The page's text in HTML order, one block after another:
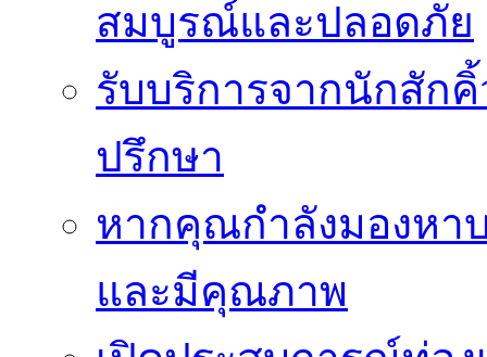
สมบูรณ์และปลอดภัย
รับบริการจากนักสัก
ปรึกษา
หากคุณกำลังมองหา
และมีคุณภาพ